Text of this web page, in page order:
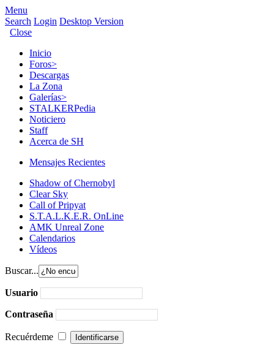
Menu
Search Login Desktop Version
Close
Inicio
Foros>
Descargas
La Zona
Galerías>
STALKERPedia
Noticiero
Staff
Acerca de SH
Mensajes Recientes
Shadow of Chernobyl
Clear Sky
Call of Pripyat
S.T.A.L.K.E.R. OnLine
AMK Unreal Zone
Calendarios
Vídeos
Buscar...
Usuario
Contraseña
Recuérdeme